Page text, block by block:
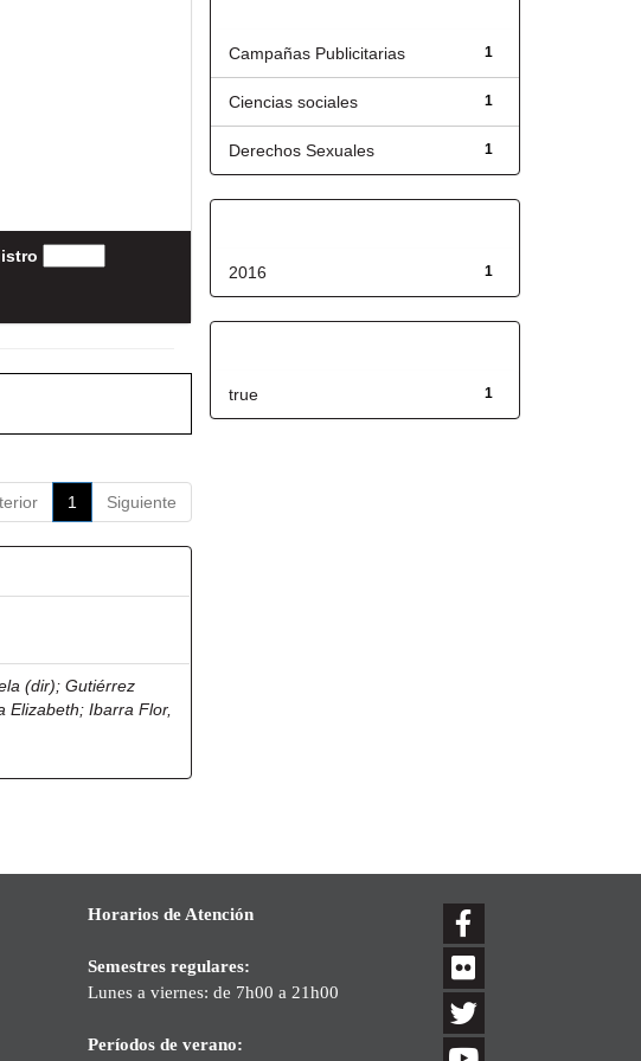
1 Siguiente
(dir);Gutiérrez
Elizabeth;Ibarra Flor,
1
Campañas Publicitarias
1
Ciencias sociales
1
Derechos Sexuales
1
2016
1
true
Horarios de Atención
Semestres regulares:
Lunes a viernes: de 7h00 a 21h00
Períodos de verano: